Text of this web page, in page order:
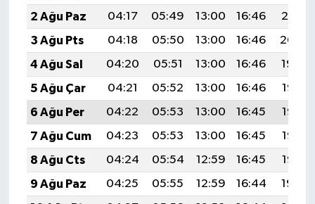
2 Ağu Paz
04:17 05:49 13:00 16:46
20:01
3 Ağu Pts
04:18 05:50 13:00 16:46
20:00
4 Ağu Sal
04:20 05:51 13:00 16:46
19:59
5 Ağu Çar
04:21 05:52 13:00 16:46
19:58
6 Ağu Per
04:22 05:53 13:00 16:45
19:57
7 Ağu Cum
04:23 05:53 13:00 16:45
19:56
8 Ağu Cts
04:24 05:54 12:59 16:45
19:55
9 Ağu Paz
04:25 05:55 12:59 16:44
19:54